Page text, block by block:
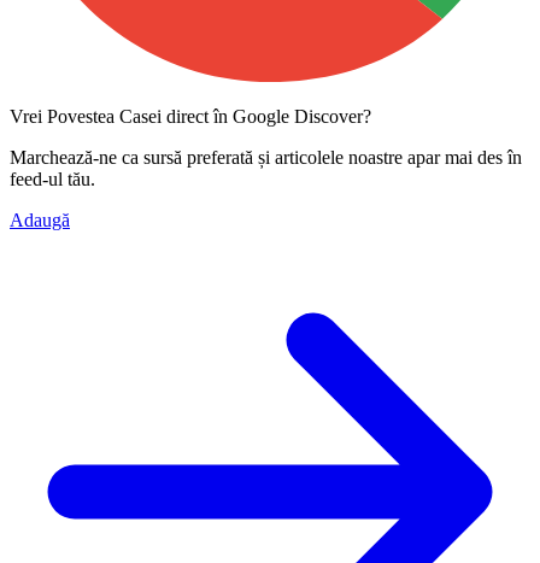
Vrei Povestea Casei direct în Google Discover?
Marchează-ne ca sursă preferată și articolele noastre apar mai des în
feed-ul tău.
Adaugă